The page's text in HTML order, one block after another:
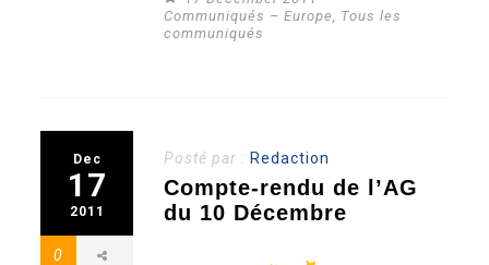
Communiqués – Europe, Tous les
communiqués
Dec
17
2011
0
Posté par : Redaction
Compte-rendu de l’AG
du 10 Décembre